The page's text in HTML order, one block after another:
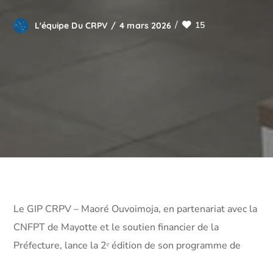
L'équipe Du CRPV 4 mars 2026 15
Le GIP CRPV – Maoré Ouvoimoja, en partenariat avec la
CNFPT de Mayotte et le soutien financier de la
Préfecture, lance la 2ᵉ édition de son programme de